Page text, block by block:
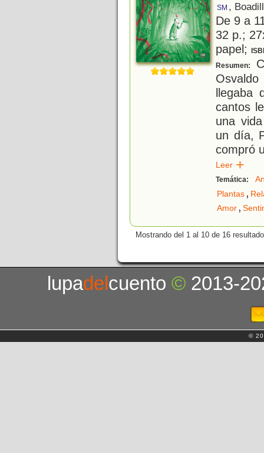
SM ,
De 9 a
32 p.;
papel;
Resumen:
llegaba
cantos
una
un día,
compró
Leer
Temática:
Plantas,
Amor,
Mostrando del 1 al 10 de 16
lupadelcuento© 2013-
©